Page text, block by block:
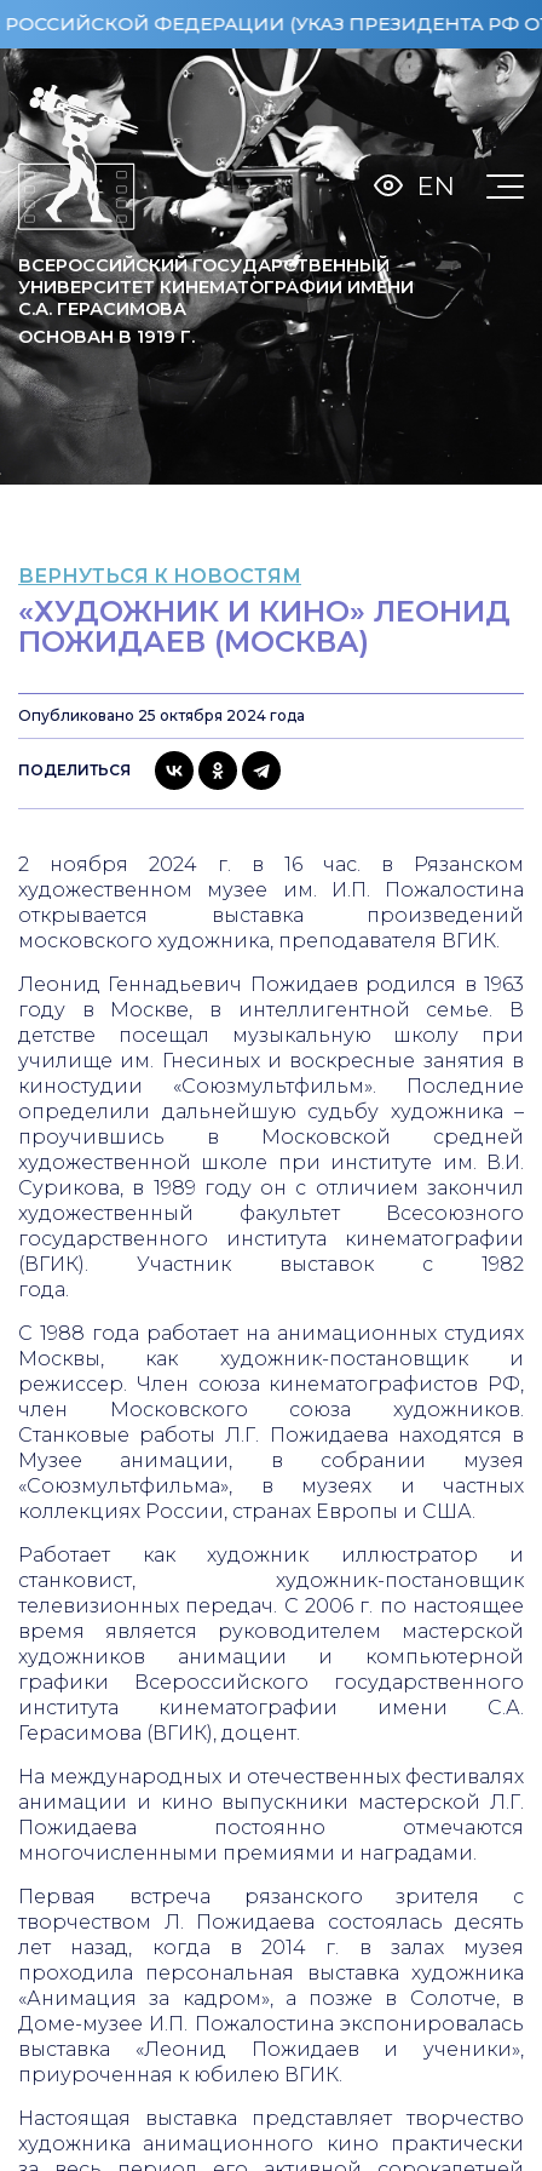
ФЕДЕРАЦИИ (УКАЗ ПРЕЗИДЕНТА РФ ОТ
ВСЕРОССИЙСКИЙ ГОСУДАРСТВЕННЫЙ
УНИВЕРСИТЕТ КИНЕМАТОГРАФИИ ИМЕНИ
С.А. ГЕРАСИМОВА
ОСНОВАН В 1919Г.
EN
ВЕРНУТЬСЯ К НОВОСТЯМ
«ХУДОЖНИК И КИНО» ЛЕОНИД
ПОЖИДАЕВ (МОСКВА)
Опубликовано 25 октября 2024 года
ПОДЕЛИТЬСЯ
2 ноября 2024 г. в 16 час. в Рязанском
художественном музее им. И.П. Пожалостина
открывается выставка произведений
московского художника, преподавателя ВГИК.
Леонид Геннадьевич Пожидаев родился в 1963
году в Москве, в интеллигентной семье. В
детстве посещал музыкальную школу при
училище им. Гнесиных и воскресные занятия в
киностудии «Союзмультфильм». Последние
определили дальнейшую судьбу художника –
проучившись в Московской средней
художественной школе при институте им. В.И.
Сурикова, в 1989 году он с отличием закончил
художественный факультет Всесоюзного
государственного института кинематографии
(ВГИК). Участник выставок с 1982
года.
С 1988 года работает на анимационных студиях
Москвы, как художник-постановщик и
режиссер. Член союза кинематографистов РФ,
член Московского союза художников.
Станковые работы Л.Г. Пожидаева находятся в
Музее анимации, в собрании музея
«Союзмультфильма», в музеях и частных
коллекциях России, странах Европы и США.
Работает как художник иллюстратор и
станковист, художник-постановщик
телевизионных передач. С 2006 г. по настоящее
время является руководителем мастерской
художников анимации и компьютерной
графики Всероссийского государственного
института кинематографии имени С.А.
Герасимова (ВГИК), доцент.
На международных и отечественных фестивалях
анимации и кино выпускники мастерской Л.Г.
Пожидаева постоянно отмечаются
многочисленными премиями и наградами.
Первая встреча рязанского зрителя с
творчеством Л. Пожидаева состоялась десять
лет назад, когда в 2014 г. в залах музея
проходила персональная выставка художника
«Анимация за кадром», а позже в Солотче, в
Доме-музее И.П. Пожалостина экспонировалась
выставка «Леонид Пожидаев и ученики»,
приуроченная к юбилею ВГИК.
Настоящая выставка представляет творчество
художника анимационного кино практически